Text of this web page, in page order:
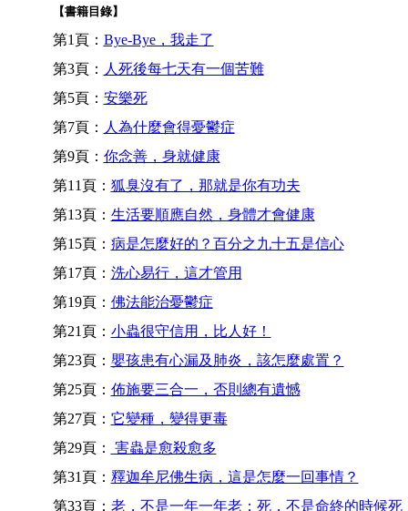
【書籍目錄】
第1頁： Bye-Bye，我走了
第3頁： 人死後每七天有一個苦難
第5頁： 安樂死
第7頁： 人為什麼會得憂鬱症
第9頁： 你念善，身就健康
第11頁： 狐臭沒有了，那就是你有功夫
第13頁： 生活要順應自然，身體才會健康
第15頁： 病是怎麼好的？百分之九十五是信心
第17頁： 洗心易行，這才管用
第19頁： 佛法能治憂鬱症
第21頁： 小蟲很守信用，比人好！
第23頁： 嬰孩患有心漏及肺炎，該怎麼處置？
第25頁： 佈施要三合一，否則總有遺憾
第27頁： 它變種，變得更毒
第29頁：
害蟲是愈殺愈多
第31頁： 釋迦牟尼佛生病，這是怎麼一回事情？
第33頁： 老，不是一年一年老；死，不是命終的時候死